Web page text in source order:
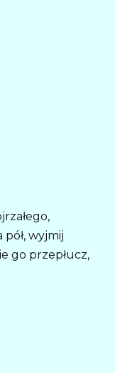
wyjmij
go przepłucz,